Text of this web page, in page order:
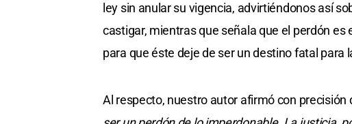
ley sin anular su vigencia, advirtiéndonos así
castigar, mientras que señala que el perdón
para que éste deje de ser un destino fatal para
Al respecto, nuestro autor afirmó con precisión